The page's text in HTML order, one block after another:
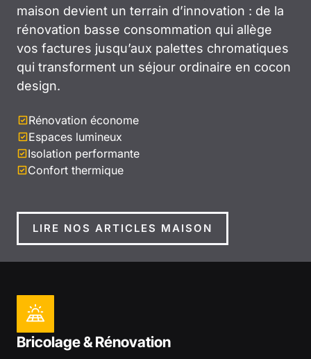
maison devient un terrain d’innovation : de la
rénovation basse consommation qui allège
vos factures jusqu’aux palettes chromatiques
qui transforment un séjour ordinaire en cocon
design.
Rénovation économe
Espaces lumineux
Isolation performante
Confort thermique
LIRE NOS ARTICLES MAISON
Bricolage & Rénovation